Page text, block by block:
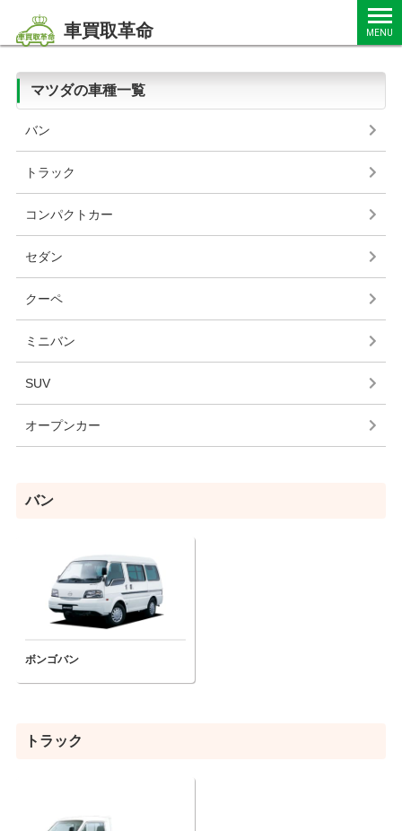
車買取革命 MENU
マツダの車種一覧
バン
トラック
コンパクトカー
セダン
クーペ
ミニバン
SUV
オープンカー
バン
ボンゴバン
トラック